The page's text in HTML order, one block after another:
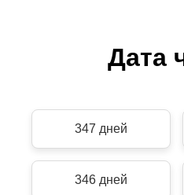
Дата
347 дней
346 дней